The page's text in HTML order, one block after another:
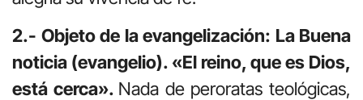
2.- Objeto de la evangelización: La Buena
noticia (evangelio). «El reino, que es Dios,
está cerca». Nada de peroratas teológicas,